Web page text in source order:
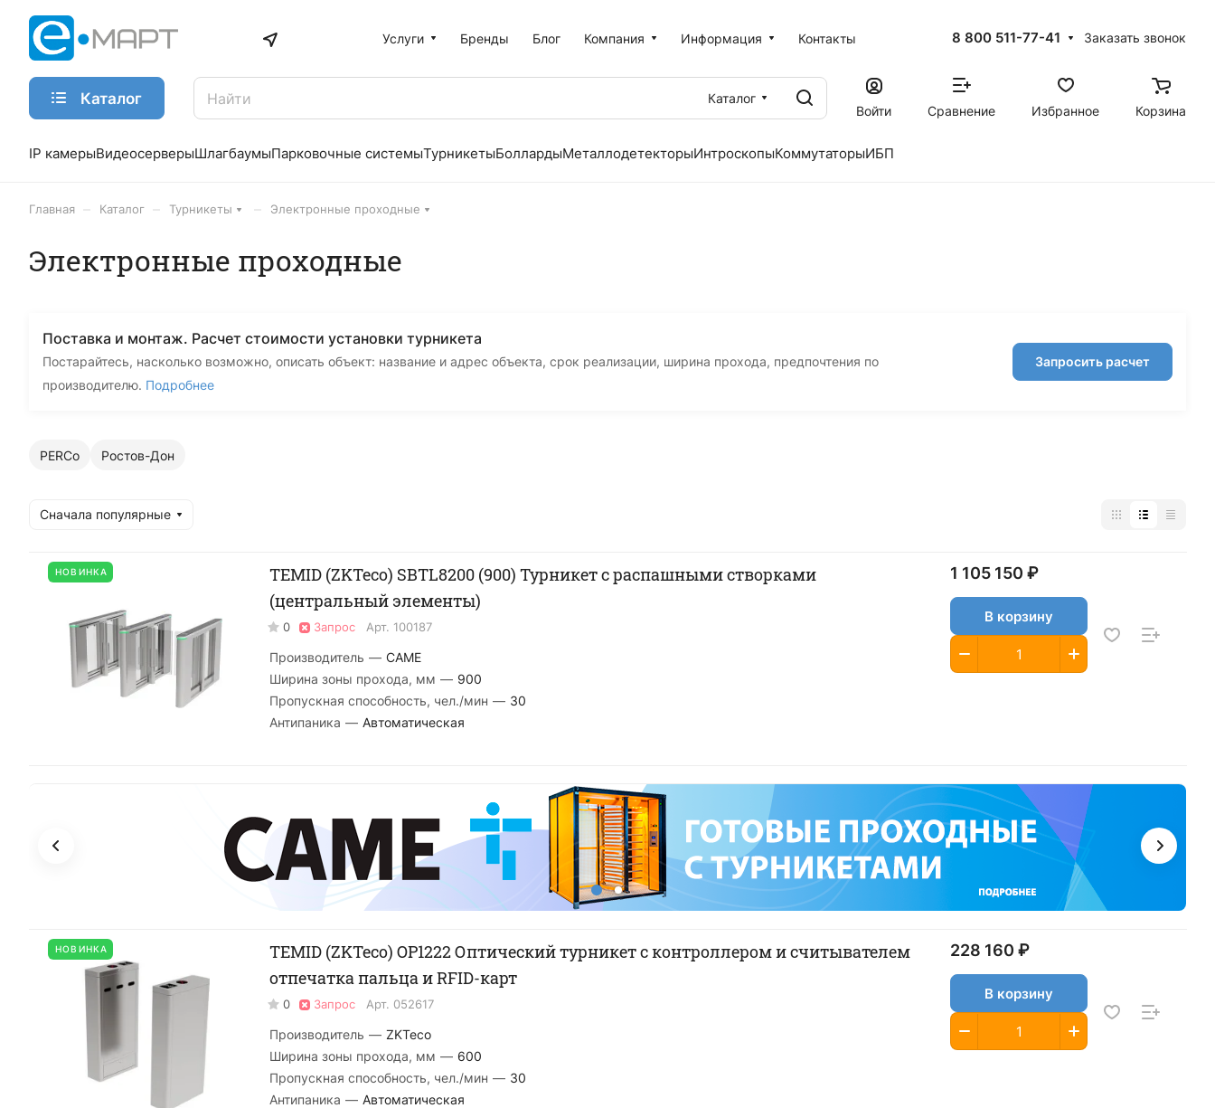
Услуги Бренды Блог Компания Информация Контакты 8 800 511-77-41 Заказать звонок
Каталог
Каталог
Войти
Сравнение Избранное Корзина
IP камерыВидеосерверыШлагбаумыПарковочные системыТурникетыБоллардыМеталлодетекторыИнтроскопыКоммутаторыИБП
Главная Каталог Турникеты Электронные проходные
Электронные проходные
Поставка и монтаж. Расчет стоимости установки турникета
Постарайтесь, насколько возможно, описать объект: название и адрес объекта, срок реализации, ширина прохода, предпочтения по
производителю. Подробнее
Запросить расчет
PERCo Ростов-Дон
Сначала популярные
НОВИНКА
TEMID (ZKTeco) SBTL8200 (900) Турникет с распашными створками
(центральный элементы)
0 Запрос Арт. 100187
Производитель — CAME
Ширина зоны прохода, мм — 900
Пропускная способность, чел./мин — 30
Антипаника — Автоматическая
1 105 150 ₽
В корзину
НОВИНКА
TEMID (ZKTeco) OP1222 Оптический турникет с контроллером и считывателем
отпечатка пальца и RFID-карт
0 Запрос Арт. 052617
Производитель — ZKTeco
Ширина зоны прохода, мм — 600
Пропускная способность, чел./мин — 30
Антипаника — Автоматическая
228 160 ₽
В корзину